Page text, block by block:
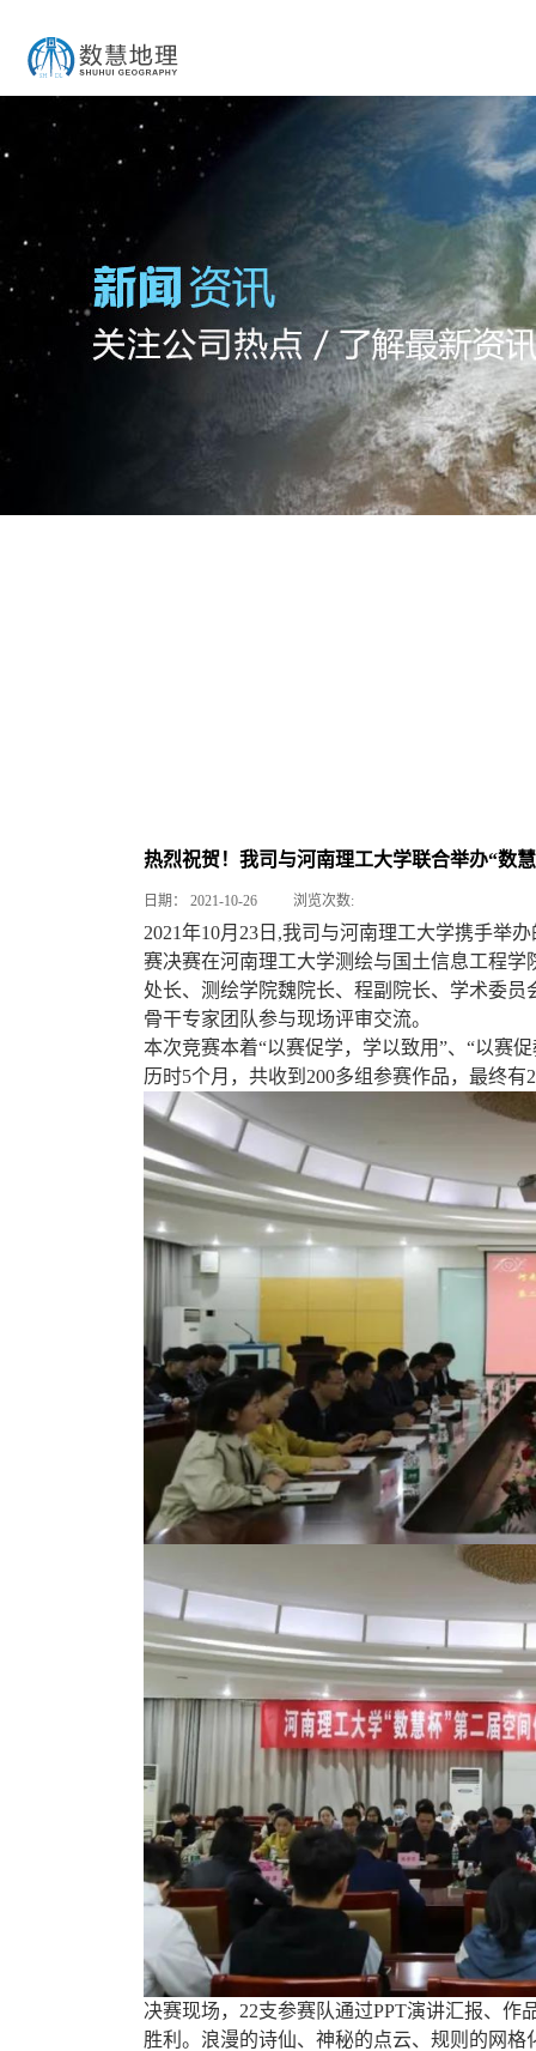
热烈祝贺！我司与河南理工大学联合举办“数
日期： 2021-10-26 浏览次数:
2021年10月23日,我司与河南理工大学携手举
赛决赛在河南理工大学测绘与国土信息工程
处长、 测绘学院魏院长、程副院长、学术委员
骨干专家团队参与现场评审交流。
本次竞赛本着“以赛促学，学以致用”、“以赛
历时5个月，共收到200多组参赛作品，最终有
决赛现场，22支参赛队通过PPT演讲汇报、
胜利。浪漫的诗仙、神秘的点云、规则的网